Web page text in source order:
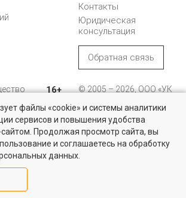
рынке
в Санкт-Петербурге и области от
недвижимости
Контакты
Юридическая
консультация
Обратная связь
16+
© 2005 – 2026, ООО «УК
196105, Санкт-
Петербург, пр. Юрия
Гагарина, 1
файлы «cookie» и системы аналитики
сервисов и повышения удобства
Продолжая просмотр сайта, вы
и соглашаетесь на обработку
данных.